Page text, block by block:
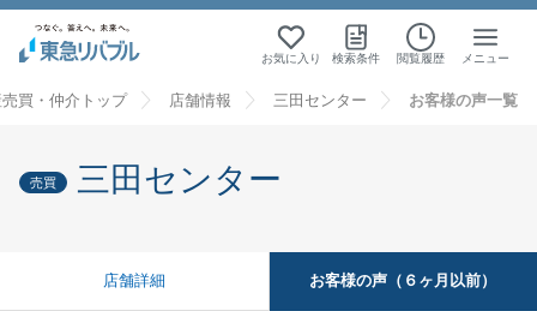
お気に入り 検索条件 閲覧履歴 メニュー
買・仲介トップ 店舗情報 三田センター お客様の声一覧
売買 三田センター
店舗詳細 お客様の声（６ヶ月以前）